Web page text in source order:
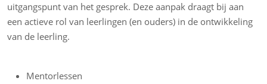
uitgangspunt van het gesprek. Deze aanpak draagt bij aan
een actieve rol van leerlingen (en ouders) in de ontwikkeling
van de leerling.
Mentorlessen